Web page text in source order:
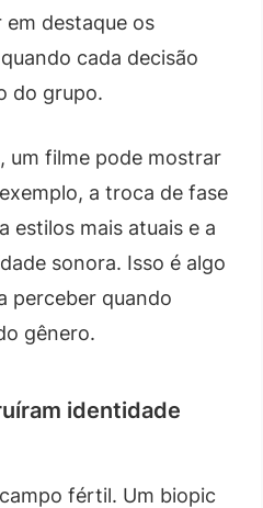
em destaque os
cada decisão
do grupo.
um filme pode mostrar
a troca de fase
estilos mais atuais e a
sonora. Isso é algo
perceber quando
gênero.
identidade
fértil. Um biopic